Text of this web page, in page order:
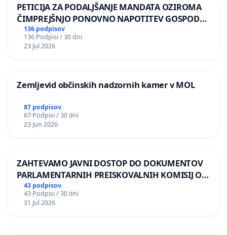
PETICIJA ZA PODALJŠANJE MANDATA OZIROMA
ČIMPREJŠNJO PONOVNO NAPOTITEV GOSPODA
BERNARDA ŠRAJNERJA NA VELEPOSLANIŠTVO
REPUBLIKE SLOVENIJE V MOSKVI
136 podpisov
136 Podpisi / 30 dni
23 Jul 2026
Zemljevid občinskih nadzornih kamer v MOL
87 podpisov
67 Podpisi / 30 dni
23 Jun 2026
ZAHTEVAMO JAVNI DOSTOP DO DOKUMENTOV
PARLAMENTARNIH PREISKOVALNIH KOMISIJ O
ILEGALNI TRGOVINI Z OROŽJEM
43 podpisov
43 Podpisi / 30 dni
31 Jul 2026